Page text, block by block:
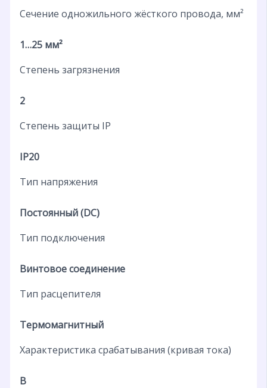
Сечение одножильного жёсткого провода, мм²
1…25 мм²
Степень загрязнения
2
Степень защиты IP
IP20
Тип напряжения
Постоянный (DC)
Тип подключения
Винтовое соединение
Тип расцепителя
Термомагнитный
Характеристика срабатывания (кривая тока)
B